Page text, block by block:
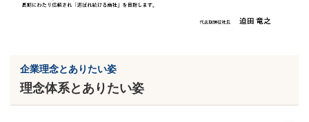
企業理念とありたい姿
理念体系とありたい姿